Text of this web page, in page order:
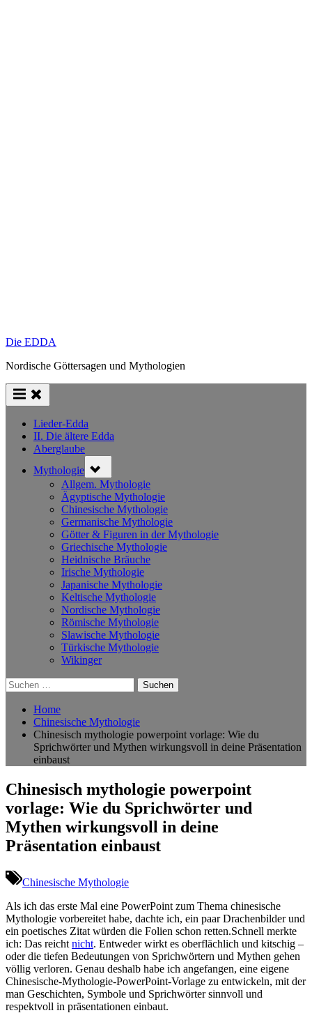
Die EDDA
Nordische Göttersagen und Mythologien
Lieder-Edda
II. Die ältere Edda
Aberglaube
Mythologie sub-
menu
Allgem. Mythologie
Ägyptische Mythologie
Chinesische Mythologie
Germanische Mythologie
Götter & Figuren in der Mythologie
Griechische Mythologie
Heidnische Bräuche
Irische Mythologie
Japanische Mythologie
Keltische Mythologie
Nordische Mythologie
Römische Mythologie
Slawische Mythologie
Türkische Mythologie
Wikinger
Suchen
nach:
Home
Chinesische Mythologie
Chinesisch mythologie powerpoint vorlage: Wie du
Sprichwörter und Mythen wirkungsvoll in deine Präsentation
einbaust
Chinesisch mythologie powerpoint
vorlage: Wie du Sprichwörter und
Mythen wirkungsvoll in deine
Präsentation einbaust
Chinesische Mythologie
Als ich das‌ erste Mal eine PowerPoint zum⁢ Thema⁤ chinesische
⁢Mythologie vorbereitet habe, dachte ich, ein paar Drachenbilder ‍und
ein poetisches Zitat würden die Folien schon retten.Schnell ⁣merkte
ich: Das reicht nicht. ⁤Entweder wirkt es oberflächlich und‌ kitschig –
oder die tiefen Bedeutungen ⁤von Sprichwörtern und Mythen⁤ gehen
völlig‌ verloren. Genau deshalb habe ich angefangen, eine eigene
Chinesische-Mythologie-PowerPoint-Vorlage‌ zu entwickeln, mit der
⁤man ​Geschichten, Symbole und Sprichwörter sinnvoll und ​
respektvoll in präsentationen einbaut.